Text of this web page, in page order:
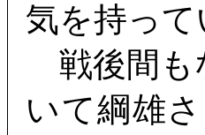
気を持っ
戦後間も
いて綱雄